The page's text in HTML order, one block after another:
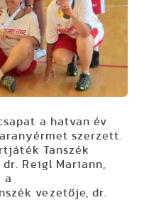
a hatvan év
szerzett.
Tanszék
Reigl Mariann,
a
vezetője, dr.